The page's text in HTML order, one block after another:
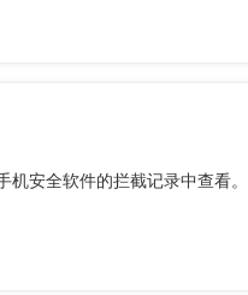
安全软件的拦截记录中查看。